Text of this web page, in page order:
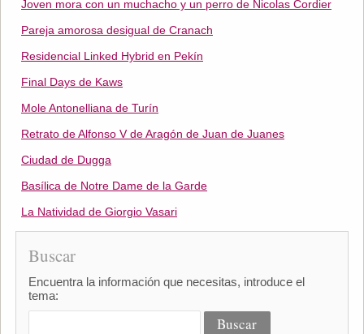
Joven mora con un muchacho y un perro de Nicolas Cordier
Pareja amorosa desigual de Cranach
Residencial Linked Hybrid en Pekín
Final Days de Kaws
Mole Antonelliana de Turín
Retrato de Alfonso V de Aragón de Juan de Juanes
Ciudad de Dugga
Basílica de Notre Dame de la Garde
La Natividad de Giorgio Vasari
Buscar
Encuentra la información que necesitas, introduce el
tema: